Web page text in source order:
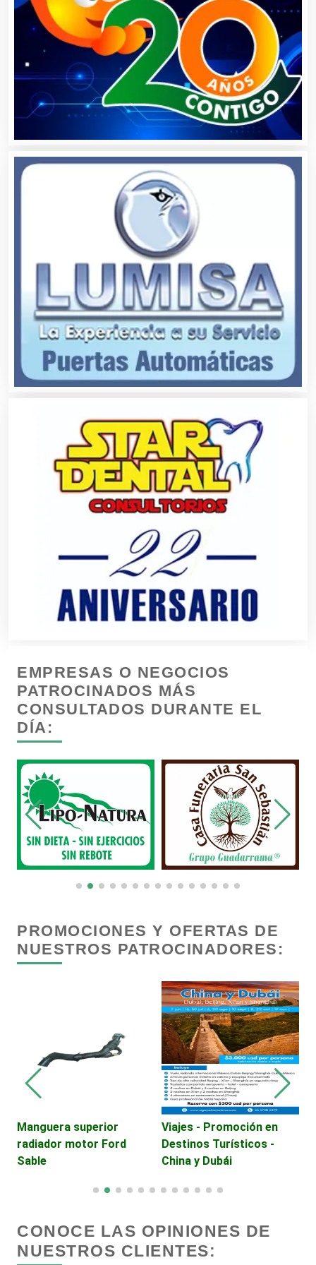
Balnearios
Bancos
Banquetes
Bares y Cantinas
Bebidas
Belleza
Bordados y Estampados
Buceo
Cafeterías
Cajas de Ahorro
Cámaras de Comercio
Cancelería de Aluminio
Carpinterías
Centros Comerciales
Centros de Nutrición
Cerrajerías
Clínicas de Belleza
Clínicas de Rehabilitación
Clínicas y Hospitales
EMPRESAS O NEGOCIOS
PATROCINADOS MÁS
CONSULTADOS DURANTE EL
DÍA:
PROMOCIONES Y OFERTAS DE
NUESTROS PATROCINADORES:
Manguera superior
radiador motor Ford
Sable
Viajes - Promoción en
Destinos Turísticos -
China y Dubái
CONOCE LAS OPINIONES DE
NUESTROS CLIENTES: